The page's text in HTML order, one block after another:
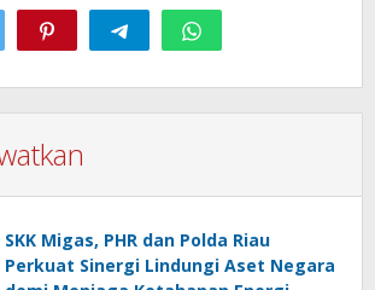
SKK Migas, PHR dan Polda Riau
Perkuat Sinergi Lindungi Aset Negara